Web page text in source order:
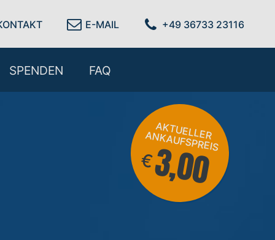
E-MAIL +49 36733 23116
SPENDEN FAQ
AKTU
ELLER AN
KAU
FSPREIS
€3,00